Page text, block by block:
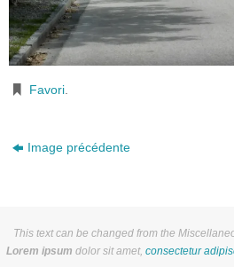
Favori
Image précédente
This text can be changed from the
Lorem ipsum dolor sit amet, consectetur